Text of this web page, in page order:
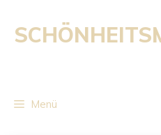
Inhalt
springen
Menü